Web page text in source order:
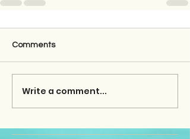
Comments
Write a comment...